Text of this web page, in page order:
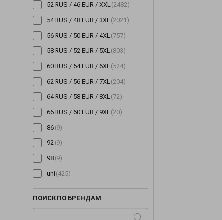
52 RUS / 46 EUR / XXL (2482)
54 RUS / 48 EUR / 3XL (2021)
56 RUS / 50 EUR / 4XL (757)
58 RUS / 52 EUR / 5XL (803)
60 RUS / 54 EUR / 6XL (524)
62 RUS / 56 EUR / 7XL (204)
64 RUS / 58 EUR / 8XL (72)
66 RUS / 60 EUR / 9XL (20)
86 (9)
92 (9)
98 (9)
uni (425)
ПОИСК ПО БРЕНДАМ